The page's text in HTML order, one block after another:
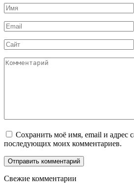
Имя
Email
Сайт
Комментарий
Сохранить моё имя, email и адрес
последующих моих комментариев.
Свежие комментарии